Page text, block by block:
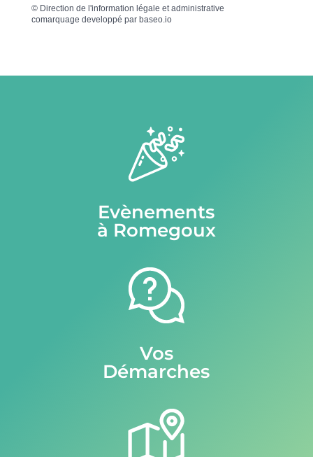
© Direction de l'information légale et administrative
comarquage developpé par baseo.io
Evènements
à Romegoux
Vos
Démarches